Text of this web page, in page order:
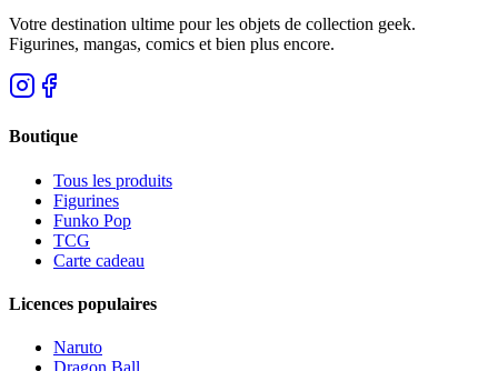
Votre destination ultime pour les objets de collection geek.
Figurines, mangas, comics et bien plus encore.
Boutique
Tous les produits
Figurines
Funko Pop
TCG
Carte cadeau
Licences populaires
Naruto